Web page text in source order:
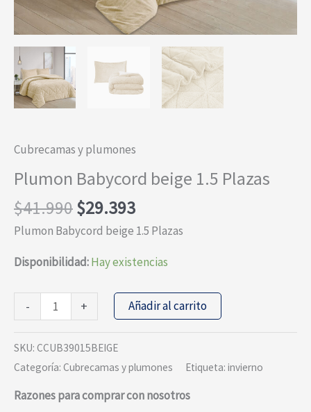
Cubrecamas y plumones
Plumon Babycord beige 1.5 Plazas
$41.990El
precio
era:
$29.393El
precio
es:
Plumon Babycord beige 1.5 Plazas
Disponibilidad:Hay existencias
-
Babycord
beige
1.5
cantidad
+ Añadir al carrito
SKU: CCUB39015BEIGE
Categoría: Cubrecamas y plumones Etiqueta: invierno
Razones para comprar con nosotros